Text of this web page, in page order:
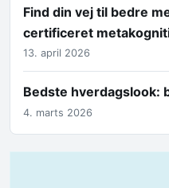
Find din vej til bedre
certificeret
13. april 2026
Bedste hverdagslook:
4. marts 2026